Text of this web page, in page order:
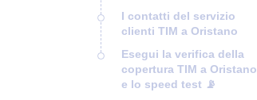
I contatti del servizio
clienti TIM a Oristano
Esegui la verifica della
copertura TIM a Oristano
e lo speed test 📡